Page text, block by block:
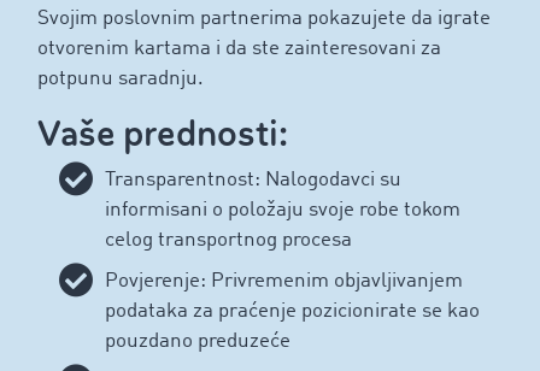
Svojim poslovnim partnerima pokazujete da igrate
otvorenim kartama i da ste zainteresovani za
potpunu saradnju.
Vaše prednosti:
Transparentnost: Nalogodavci su
informisani o položaju svoje robe tokom
celog transportnog procesa
Povjerenje: Privremenim objavljivanjem
podataka za praćenje pozicionirate se kao
pouzdano preduzeće